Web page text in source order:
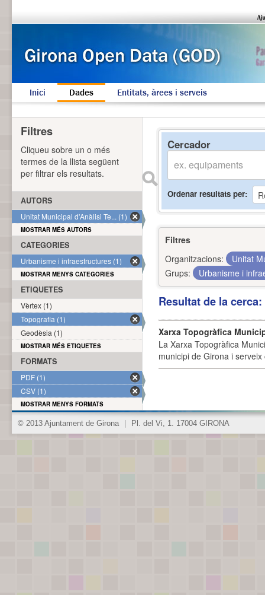
Inici Dades Entitats, àrees i serveis
Cercador
Ordenar resultats per
Filtres
Organitzacions:
Unitat
Grups:
Urbanisme i
Resultat de la
Xarxa Topogràfica
La Xarxa Topogràfica
municipi de Girona i
Filtres
Cliqueu sobre un o més
termes de la llista següent
per filtrar els resultats.
AUTORS
Unitat Municipal d'Anàlisi Te... (1)
MOSTRAR MÉS AUTORS
CATEGORIES
Urbanisme i infraestructures (1)
MOSTRAR MENYS CATEGORIES
ETIQUETES
Vèrtex (1)
Topografia (1)
Geodèsia (1)
MOSTRAR MÉS ETIQUETES
FORMATS
PDF (1)
CSV (1)
MOSTRAR MENYS FORMATS
© 2013 Ajuntament de Girona Pl. del Vi, 1. 17004 GIRONA